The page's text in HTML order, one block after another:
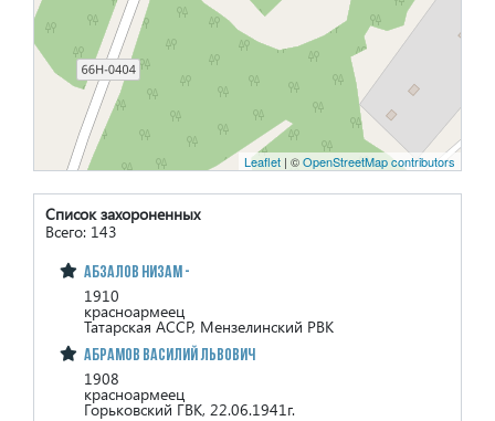
Leaflet | ©OpenStreetMap contributors
Список захороненных
Всего: 143
Абзалов Низам -
1910
красноармеец
Татарская АССР, Мензелинский РВК
Абрамов Василий Львович
1908
красноармеец
Горьковский ГВК, 22.06.1941г.